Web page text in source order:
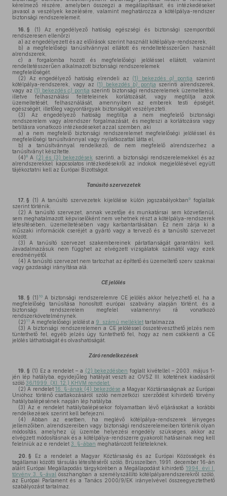
kérelmező részére, amelyben összegzi a megállapításait, és intézkedéseket
javasol a veszélyek kezelésére, valamint meghatározza a kötélpálya-rendszer
biztonsági rendszerelemeit.
16. § (1) Az engedélyező hatóság egészségi és biztonsági szempontból
rendszeresen ellenőrzi
a) az engedélyezett és az előírások szerint használt kötélpálya-rendszerek,
b) a megfelelőségi tanúsítvánnyal ellátott és rendeltetésszerűen használt
alrendszerek,
c) a forgalomba hozott és megfelelőségi jelöléssel ellátott, valamint
rendeltetésszerűen alkalmazott biztonsági rendszerelemek
megfelelőségét.
(2) Az engedélyező hatóság elrendeli az (1) bekezdés a) pontja
szerinti
kötélpálya-rendszerek, vagy az (1) bekezdés b) pontja szerinti alrendszerek,
vagy az (1) bekezdésc) pontja szerinti biztonsági rendszerelemek üzemeltetési,
illetve felhasználási feltételeinek korlátozását, vagy megtiltja azok
üzemeltetését, felhasználását, amennyiben az emberek testi épségét,
egészségét, illetőleg vagyontárgyak biztonságát veszélyezteti.
(3) Az engedélyező hatóság megtiltja a nem megfelelő biztonsági
rendszerelem vagy alrendszer forgalmazását, és megteszi a korlátozásra vagy
betiltásra vonatkozó intézkedéseket azzal szemben, aki
a) a nem megfelelő biztonsági rendszerelemet megfelelőségi jelöléssel és
megfelelőségi tanúsítvánnyal vagy nyilatkozattal látta el,
b) a tanúsítvánnyal rendelkező, de nem megfelelő alrendszerhez a
tanúsítványt készítette.
(4)8 A (2) és (3) bekezdések szerinti, a biztonsági rendszerelemekkel és az
alrendszerekkel kapcsolatos intézkedésekről az indokok megjelölésével együtt
tájékoztatni kell az Európai Bizottságot.
Tanúsító szervezetek
17. § (1) A tanúsító szervezetek kijelölése külön jogszabályokban9
foglaltak
szerint történik.
(2) A tanúsító szervezet, annak vezetője és munkatársai sem közvetlenül,
sem meghatalmazott képviselőként nem vehetnek részt a kötélpálya-rendszerek
létesítésében, üzemeltetésében vagy karbantartásában. Ez nem zárja ki a
műszaki információk cseréjét a gyártó vagy a tervező és a tanúsító szervezet
között.
(3) A tanúsító szervezet szakembereinek pártatlanságát garantálni kell.
Javadalmazásuk nem függhet az elvégzett vizsgálatok számától vagy ezek
eredményétől.
(4) A tanúsító szervezet nem tartozhat az építtető és üzemeltető szerv szakmai
vagy gazdasági irányítása alá.
CE jelölés
18. § (1) 10A biztonsági rendszerelemre CE jelölés akkor helyezhető el, ha a
megfelelőség tanúsítása honosított európai szabvány alapján történt, és a
biztonsági rendszerelem megfelel valamennyi rá vonatkozó
rendszerkövetelménynek.
(2) 11 A megfelelőségi jelölést a 9. számú melléklet tartalmazza.
(3) A biztonsági rendszerelemen a CE jelöléssel összetéveszthető jelzés nem
tüntethető fel, egyéb jelzés úgy tüntethető fel, hogy az nem csökkenti a CE
jelölés láthatóságát és olvashatóságát.
Záró rendelkezések
19. § (1) Ez a rendelet – a (2) bekezdésben foglalt kivétellel – 2003. május 1-
jén lép hatályba, egyidejűleg hatályát veszti az OVSZ III. kötetének kiadásáról
szóló 36/1999. (XI. 12.) KHVM rendelet.
(2) A rendelet 16. §-ának (4) bekezdése a Magyar Köztársaságnak az Európai
Unióhoz történő csatlakozásáról szóló nemzetközi szerződést kihirdető törvény
hatálybalépésének napján lép hatályba.
(3) Az e rendelet hatálybalépésekor folyamatban lévő eljárásokat a korábbi
rendelkezések szerint kell befejezni.
(4) Abban az esetben, ha meglévő kötélpálya-rendszerek lényeges
jellemzőiben, alrendszereiben vagy biztonsági rendszerelemeiben történik olyan
módosítás, amelyhez új üzembe helyezési engedély szükséges, akkor az
elvégzett módosításnak és a kötélpálya-rendszerre gyakorolt hatásainak meg kell
felelniük az e rendelet 3. §-ában meghatározott feltételeknek.
20. § Ez a rendelet a Magyar Köztársaság és az Európai Közösségek és
tagállamai közötti társulás létesítéséről szóló, Brüsszelben, 1991. december 16-án
aláírt Európai Megállapodás tárgykörében a Megállapodást kihirdető 1994. évi I.
törvény 3. §-ával összhangban a személyszállító kötélpályarendszerekről szóló,
az Európai Parlament és a Tanács 2000/9/EK irányelvével összeegyeztethető
szabályozást tartalmaz.